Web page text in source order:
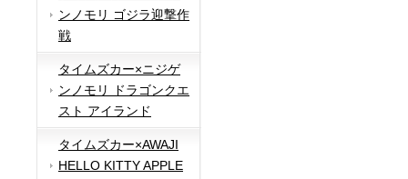
ンノモリ ゴジラ迎撃作
戦
タイムズカー×ニジゲ
ンノモリ ドラゴンクエ
スト アイランド
タイムズカー×AWAJI
HELLO KITTY APPLE